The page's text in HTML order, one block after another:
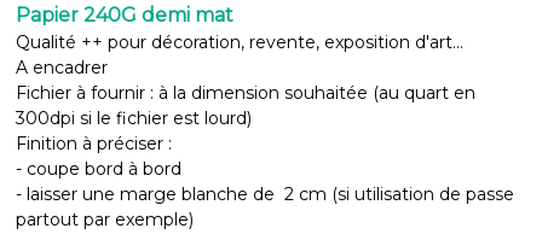
Papier 240G demi mat
Qualité ++ pour décoration, revente, exposition d'art...
A encadrer
Fichier à fournir : à la dimension souhaitée (au quart en
300dpi si le fichier est lourd)
Finition à préciser :
- coupe bord à bord
- laisser une marge blanche de 2 cm (si utilisation de passe
partout par exemple)